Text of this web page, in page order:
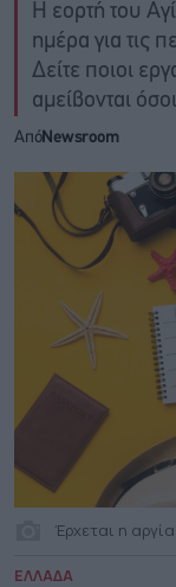
Η εορτή του
ημέρα για τις
Δείτε ποιοι
αμείβονται
ΑπόNewsroom
Έρχεται η
ΕΛΛΑΔΑ